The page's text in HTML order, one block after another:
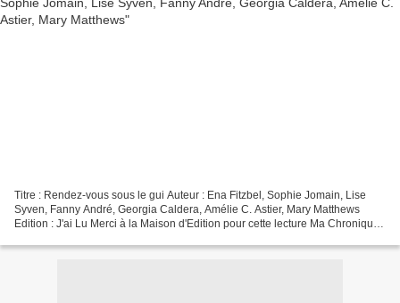
Titre : Rendez-vous sous le gui Auteur : Ena Fitzbel, Sophie Jomain, Lise
Syven, Fanny André, Georgia Caldera, Amélie C. Astier, Mary Matthews
Edition : J'ai Lu Merci à la Maison d'Edition pour cette lecture Ma Chronique